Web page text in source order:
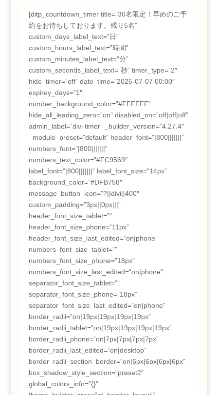
[ditp_countdown_timer title=”30名限定！早めのご予
約をお待ちしております。残り5名”
custom_days_label_text=”日”
custom_hours_label_text=”時間”
custom_minutes_label_text=”分”
custom_seconds_label_text=”秒” timer_type=”2″
hide_timer=”off” date_time=”2025-07-07 00:00″
expirey_days=”1″
number_background_color=”#FFFFFF”
hide_all_leading_zero=”on” disabled_on=”off|off|off”
admin_label=”divi timer” _builder_version=”4.27.4″
_module_preset=”default” header_font=”|800|||||||”
numbers_font=”|800|||||||”
numbers_text_color=”#FC9569″
label_font=”|800|||||||” label_font_size=”14px”
background_color=”#DFB758″
message_button_icon=”?||divi||400″
custom_padding=”3px||0px|||”
header_font_size_tablet=””
header_font_size_phone=”11px”
header_font_size_last_edited=”on|phone”
numbers_font_size_tablet=””
numbers_font_size_phone=”18px”
numbers_font_size_last_edited=”on|phone”
separator_font_size_tablet=””
separator_font_size_phone=”18px”
separator_font_size_last_edited=”on|phone”
border_radii=”on|19px|19px|19px|19px”
border_radii_tablet=”on|19px|19px|19px|19px”
border_radii_phone=”on|7px|7px|7px|7px”
border_radii_last_edited=”on|desktop”
border_radii_section_border=”on|6px|6px|6px|6px”
box_shadow_style_section=”preset2″
global_colors_info=”{}”